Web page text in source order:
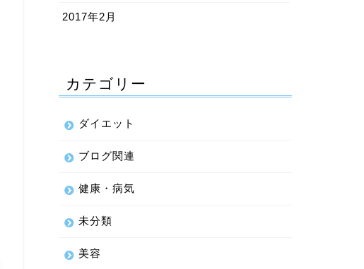
2017年2月
カテゴリー
ダイエット
ブログ関連
健康・病気
未分類
美容